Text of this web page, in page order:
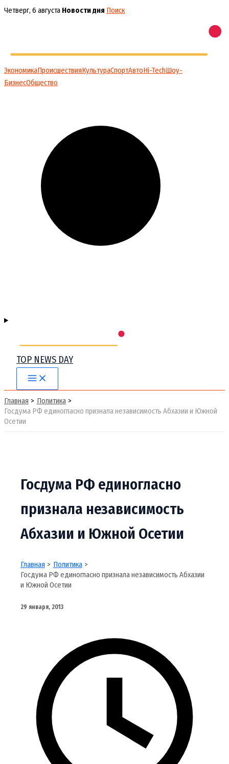
Перейти
Четверг, 6 августа Новости дня Поиск
ЭкономикаПроисшествияКультураСпортАвтоHi-TechШоу-
БизнесОбщество
TOP NEWS DAY
Main
Menu
Главная
Политика
Госдума РФ единогласно признала независимость Абхазии и Южной
Осетии
Госдума РФ единогласно
признала независимость
Абхазии и Южной Осетии
Главная
Политика
Госдума РФ единогласно признала независимость Абхазии
и Южной Осетии
29 января, 2013